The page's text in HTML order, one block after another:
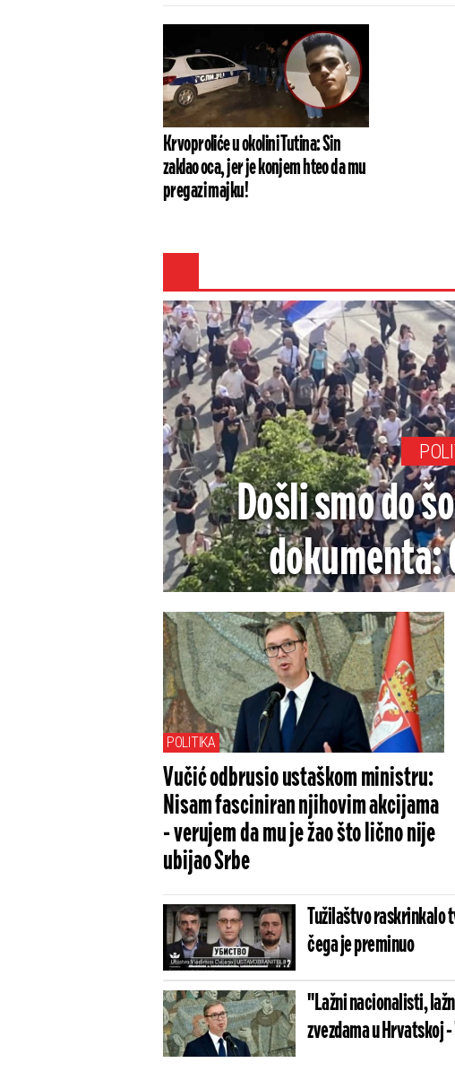
Krvoproliće u okolini Tutina: Sin
zaklao oca, jer je konjem hteo da mu
pregazi majku!
Došli smo do
dokumenta:
komunističkih
POLITIKA
Vučić odbrusio ustaškom ministru:
Nisam fasciniran njihovim akcijama
- verujem da mu je žao što lično nije
ubijao Srbe
Tužilaštvo raskrinkalo
čega je preminuo
"Lažni nacionalisti,
zvezdama u Hrvatskoj